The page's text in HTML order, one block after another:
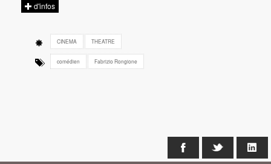
d'infos
CINEMA THEATRE
comédien Fabrizio Rongione
Facebook